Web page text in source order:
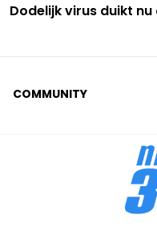
Dodelijk virus duikt nu
COMMUNITY